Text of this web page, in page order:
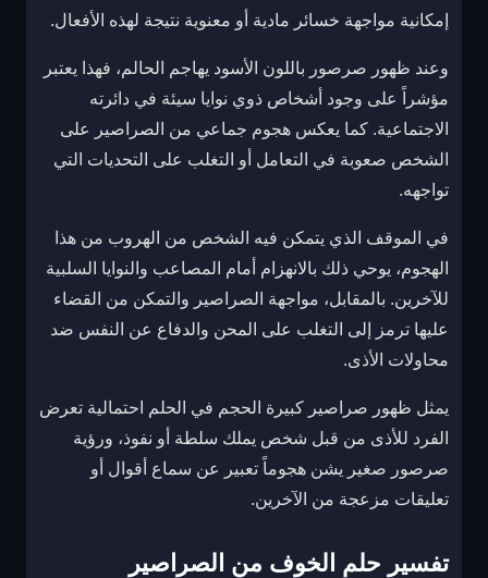
إمكانية مواجهة خسائر مادية أو معنوية نتيجة لهذه الأفعال.
وعند ظهور صرصور باللون الأسود يهاجم الحالم، فهذا يعتبر
مؤشراً على وجود أشخاص ذوي نوايا سيئة في دائرته
الاجتماعية. كما يعكس هجوم جماعي من الصراصير على
الشخص صعوبة في التعامل أو التغلب على التحديات التي
تواجهه.
في الموقف الذي يتمكن فيه الشخص من الهروب من هذا
الهجوم، يوحي ذلك بالانهزام أمام المصاعب والنوايا السلبية
للآخرين. بالمقابل، مواجهة الصراصير والتمكن من القضاء
عليها ترمز إلى التغلب على المحن والدفاع عن النفس ضد
محاولات الأذى.
يمثل ظهور صراصير كبيرة الحجم في الحلم احتمالية تعرض
الفرد للأذى من قبل شخص يملك سلطة أو نفوذ، ورؤية
صرصور صغير يشن هجوماً تعبير عن سماع أقوال أو
تعليقات مزعجة من الآخرين.
تفسير حلم الخوف من الصراصير